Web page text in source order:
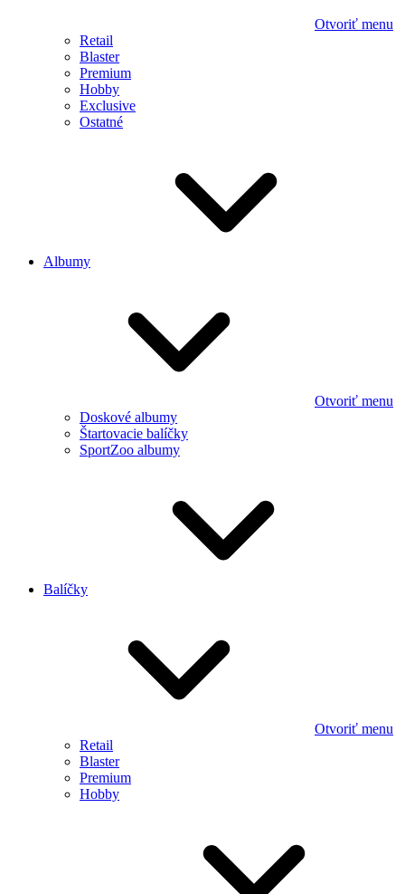
Otvoriť menu
Retail
Blaster
Premium
Hobby
Exclusive
Ostatné
Albumy
Otvoriť menu
Doskové albumy
Štartovacie balíčky
SportZoo albumy
Balíčky
Otvoriť menu
Retail
Blaster
Premium
Hobby